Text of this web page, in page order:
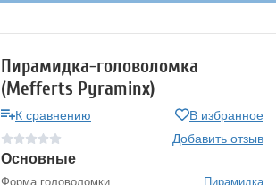
Пирамидка-головоломка
(Mefferts Pyraminx)
К сравнению
В избранное
Добавить отзыв
Основные
Форма головоломки
Пирамидка